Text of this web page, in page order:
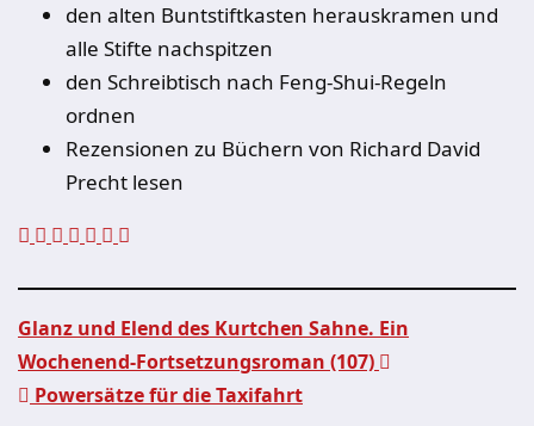
den alten Buntstiftkasten herauskramen und
alle Stifte nachspitzen
den Schreibtisch nach Feng-Shui-Regeln
ordnen
Rezensionen zu Büchern von Richard David
Precht lesen
Beitragsnavigation
Glanz und Elend des Kurtchen Sahne. Ein
Wochenend-Fortsetzungsroman (107)
Powersätze für die Taxifahrt